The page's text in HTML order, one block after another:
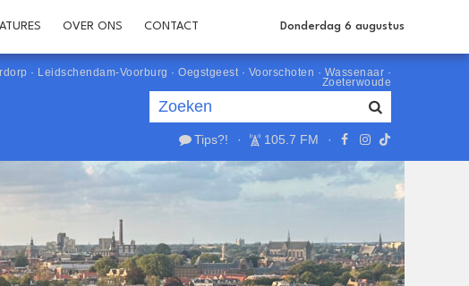
OVER ONS CONTACT Donderdag 6 augustus
· Leidschendam-Voorburg · Oegstgeest· Voorschoten · Wassenaar ·
Zoeterwoude
Tips?! · 105.7 FM ·
Je luistert nu naar uur 1 van 0